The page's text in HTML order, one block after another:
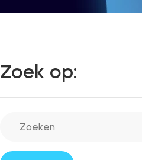
Zoek op: